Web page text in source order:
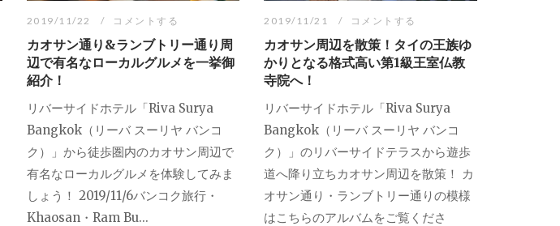
2019/11/22 コメントする
カオサン通り&ランブトリー通り周
辺で有名なローカルグルメを一挙御
紹介！
リバーサイドホテル「Riva Surya
Bangkok（リーバ スーリヤ バンコ
ク）」から徒歩圏内のカオサン周辺で
有名なローカルグルメを体験してみま
しょう！ 2019/11/6バンコク旅行・
Khaosan・Ram Bu...
2019/11/21 コメントする
カオサン周辺を散策！タイの王族ゆ
かりとなる格式高い第1級王室仏教
寺院へ！
リバーサイドホテル「Riva Surya
Bangkok（リーバ スーリヤ バンコ
ク）」のリバーサイドテラスから遊歩
道へ降り立ちカオサン周辺を散策！ カ
オサン通り・ランブトリー通りの模様
はこちらのアルバムをご覧くださ